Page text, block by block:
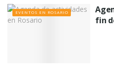
EVENTOS EN ROSARIO
fin